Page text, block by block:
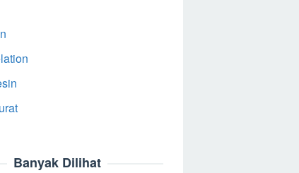
Banyak Dilihat